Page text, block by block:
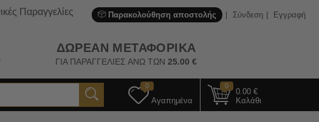
Παρακολούθηση αποστολής Σύνδεση Εγγραφή
Παραγγελίες
ΔΩΡΕΑΝ ΜΕΤΑΦΟΡΙΚΑ
ΓΙΑ ΠΑΡΑΓΓΕΛΙΕΣ ΑΝΩ ΤΩΝ25.00 €
0
Αγαπημένα
0
0.00 €
Καλάθι